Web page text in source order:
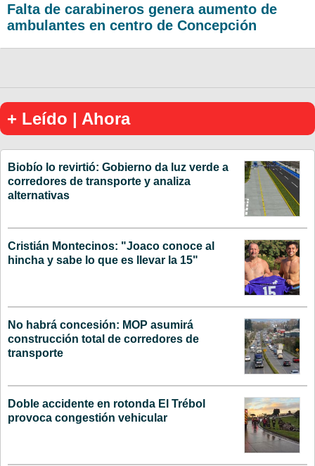
Falta de carabineros genera aumento de
ambulantes en centro de Concepción
+ Leído | Ahora
Biobío lo revirtió: Gobierno da luz verde a
corredores de transporte y analiza
alternativas
Cristián Montecinos: "Joaco conoce al
hincha y sabe lo que es llevar la 15"
No habrá concesión: MOP asumirá
construcción total de corredores de
transporte
Doble accidente en rotonda El Trébol
provoca congestión vehicular